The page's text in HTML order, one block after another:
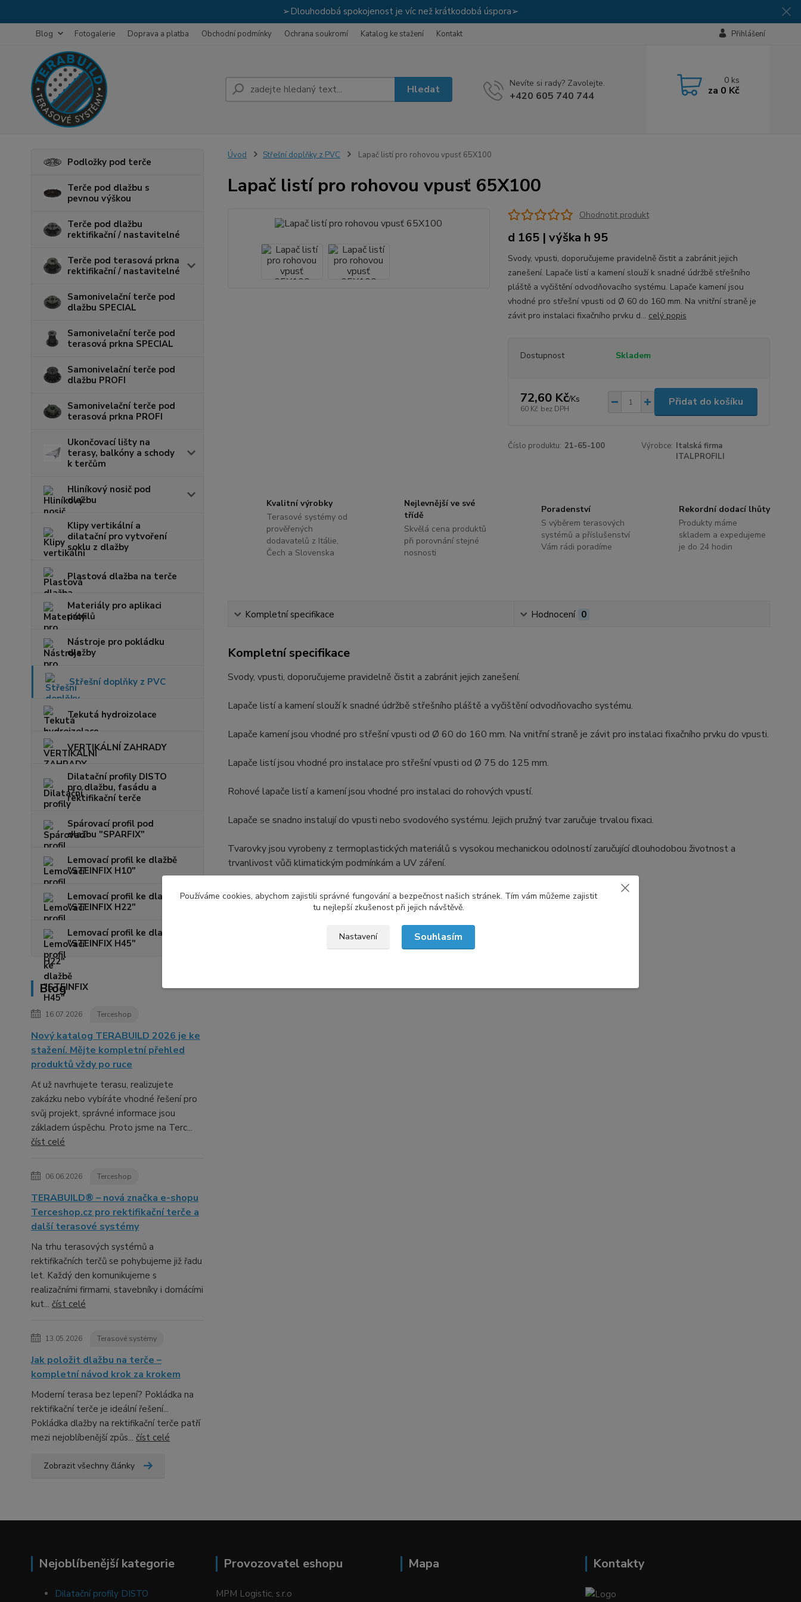
➢Dlouhodobá spokojenost je víc než krátkodobá úspora➢
Blog Fotogalerie Doprava a platba Obchodní podmínky Ochrana soukromí Katalog ke stažení Kontakt Přihlášení
Hledat Nevíte si rady? Zavolejte.
+420 605 740 744
0 ks
za 0 Kč
Podložky pod terče
Terče pod dlažbu s
pevnou výškou
Terče pod dlažbu
rektifikační / nastavitelné
Terče pod terasová prkna
rektifikační / nastavitelné
Samonivelační terče pod
dlažbu SPECIAL
Samonivelační terče pod
terasová prkna SPECIAL
Samonivelační terče pod
dlažbu PROFI
Samonivelační terče pod
terasová prkna PROFI
Ukončovací lišty na
terasy, balkóny a schody
k terčům
Hliníkový nosič pod
dlažbu
Klipy vertikální a
dilatační pro vytvoření
soklu z dlažby
Plastová dlažba na terče
Materiály pro aplikaci
profilů
Nástroje pro pokládku
dlažby
Střešní doplňky z PVC
Tekutá hydroizolace
VERTIKÁLNÍ ZAHRADY
Dilatační profily DISTO
pro dlažbu, fasádu a
rektifikační terče
Spárovací profil pod
dlažbu "SPARFIX"
Lemovací profil ke dlažbě
"STEINFIX H10"
Lemovací profil ke dlažbě
"STEINFIX H22"
Lemovací profil ke dlažbě
"STEINFIX H45"
Blog
16.07.2026 Terceshop
Nový katalog TERABUILD 2026 je ke
stažení. Mějte kompletní přehled
produktů vždy po ruce
Ať už navrhujete terasu, realizujete
zakázku nebo vybíráte vhodné řešení pro
svůj projekt, správné informace jsou
základem úspěchu. Proto jsme na Terc...
číst celé
06.06.2026 Terceshop
TERABUILD® – nová značka e-shopu
Terceshop.cz pro rektifikační terče a
další terasové systémy
Na trhu terasových systémů a
rektifikačních terčů se pohybujeme již řadu
let. Každý den komunikujeme s
realizačními firmami, stavebníky i domácími
kut... číst celé
13.05.2026 Terasové systémy
Jak položit dlažbu na terče –
kompletní návod krok za krokem
Moderní terasa bez lepení? Pokládka na
rektifikační terče je ideální řešení...
Pokládka dlažby na rektifikační terče patří
mezi nejoblíbenější způs... číst celé
Zobrazit všechny články
Úvod Střešní doplňky z PVC Lapač listí pro rohovou vpusť 65X100
Lapač listí pro rohovou vpusť 65X100
Ohodnotit produkt
d 165 | výška h 95
Svody, vpusti, doporučujeme pravidelně čistit a zabránit jejich
zanešení. Lapače listí a kamení slouží k snadné údržbě střešního
pláště a vyčištění odvodňovacího systému. Lapače kamení jsou
vhodné pro střešní vpusti od Ø 60 do 160 mm. Na vnitřní straně je
závit pro instalaci fixačního prvku d... celý popis
Dostupnost Skladem
72,60 Kč/Ks
60 Kč bez DPH
Přidat do košíku
Číslo produktu: 21-65-100 Výrobce: Italská firma
ITALPROFILI
Kvalitní výrobky
Terasové systémy od
prověřených
dodavatelů z Itálie,
Čech a Slovenska
Nejlevnější ve své
třídě
Skvělá cena produktů
při porovnání stejné
nosnosti
Poradenství
S výběrem terasových
systémů a příslušenství
Vám rádi poradíme
Rekordní dodací lhůty
Produkty máme
skladem a expedujeme
je do 24 hodin
Kompletní specifikace Hodnocení 0
Kompletní specifikace
Svody, vpusti, doporučujeme pravidelně čistit a zabránit jejich zanešení.
Lapače listí a kamení slouží k snadné údržbě střešního pláště a vyčištění odvodňovacího systému.
Lapače kamení jsou vhodné pro střešní vpusti od Ø 60 do 160 mm. Na vnitřní straně je závit pro instalaci fixačního prvku do vpusti.
Lapače listí jsou vhodné pro instalace pro střešní vpusti od Ø 75 do 125 mm.
Rohové lapače listí a kamení jsou vhodné pro instalaci do rohových vpustí.
Lapače se snadno instalují do vpusti nebo svodového systému. Jejich pružný tvar zaručuje trvalou fixaci.
Tvarovky jsou vyrobeny z termoplastických materiálů s vysokou mechanickou odolností zaručující dlouhodobou životnost a
trvanlivost vůči klimatickým podmínkám a UV záření.
Zboží zařazeno v kategoriích
Nejoblíbenější kategorie
Dilatační profily DISTO
Provozovatel eshopu
MPM Logistic, s.r.o
Mapa Kontakty
Používáme cookies, abychom zajistili správné fungování a bezpečnost našich stránek. Tím vám můžeme zajistit
tu nejlepší zkušenost při jejich návštěvě.
Nastavení Souhlasím